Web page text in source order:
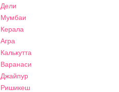
Дели
Мумбаи
Керала
Агра
Калькутта
Варанаси
Джайпур
Ришикеш